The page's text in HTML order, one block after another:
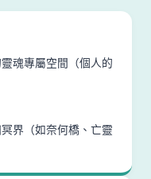
魂專屬空間（個人的
界（如奈何橋、亡靈